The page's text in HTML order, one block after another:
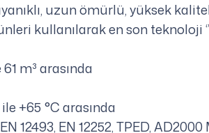
uzun ömürlü, yüksek
kullanılarak en son teknoloji
m³ arasında
ile +65 °C arasında
12493, EN 12252, TPED,